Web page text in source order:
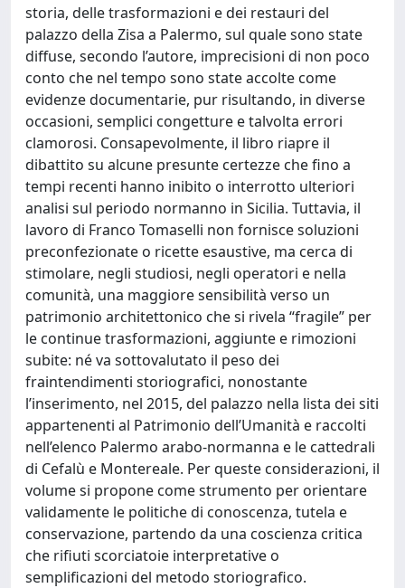
storia, delle trasformazioni e dei restauri del
palazzo della Zisa a Palermo, sul quale sono state
diffuse, secondo l’autore, imprecisioni di non poco
conto che nel tempo sono state accolte come
evidenze documentarie, pur risultando, in diverse
occasioni, semplici congetture e talvolta errori
clamorosi. Consapevolmente, il libro riapre il
dibattito su alcune presunte certezze che fino a
tempi recenti hanno inibito o interrotto ulteriori
analisi sul periodo normanno in Sicilia. Tuttavia, il
lavoro di Franco Tomaselli non fornisce soluzioni
preconfezionate o ricette esaustive, ma cerca di
stimolare, negli studiosi, negli operatori e nella
comunità, una maggiore sensibilità verso un
patrimonio architettonico che si rivela “fragile” per
le continue trasformazioni, aggiunte e rimozioni
subite: né va sottovalutato il peso dei
fraintendimenti storiografici, nonostante
l’inserimento, nel 2015, del palazzo nella lista dei siti
appartenenti al Patrimonio dell’Umanità e raccolti
nell’elenco Palermo arabo-normanna e le cattedrali
di Cefalù e Montereale. Per queste considerazioni, il
volume si propone come strumento per orientare
validamente le politiche di conoscenza, tutela e
conservazione, partendo da una coscienza critica
che rifiuti scorciatoie interpretative o
semplificazioni del metodo storiografico.